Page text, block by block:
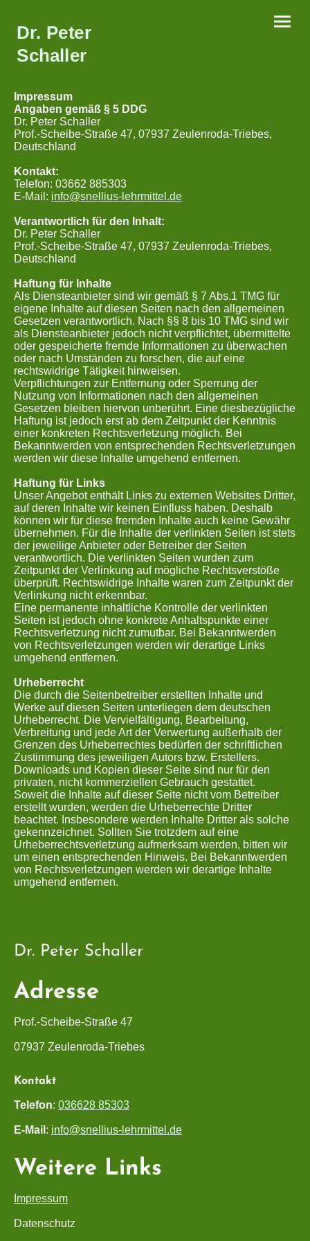
Dr. Peter
Schaller
Impressum
Angaben gemäß § 5 DDG
Dr. Peter Schaller
Prof.-Scheibe-Straße 47, 07937 Zeulenroda-Triebes,
Deutschland
Kontakt:
Telefon: 03662 885303
E-Mail: info@snellius-lehrmittel.de
Verantwortlich für den Inhalt:
Dr. Peter Schaller
Prof.-Scheibe-Straße 47, 07937 Zeulenroda-Triebes,
Deutschland
Haftung für Inhalte
Als Diensteanbieter sind wir gemäß § 7 Abs.1 TMG für
eigene Inhalte auf diesen Seiten nach den allgemeinen
Gesetzen verantwortlich. Nach §§ 8 bis 10 TMG sind wir
als Diensteanbieter jedoch nicht verpflichtet, übermittelte
oder gespeicherte fremde Informationen zu überwachen
oder nach Umständen zu forschen, die auf eine
rechtswidrige Tätigkeit hinweisen.
Verpflichtungen zur Entfernung oder Sperrung der
Nutzung von Informationen nach den allgemeinen
Gesetzen bleiben hiervon unberührt. Eine diesbezügliche
Haftung ist jedoch erst ab dem Zeitpunkt der Kenntnis
einer konkreten Rechtsverletzung möglich. Bei
Bekanntwerden von entsprechenden Rechtsverletzungen
werden wir diese Inhalte umgehend entfernen.
Haftung für Links
Unser Angebot enthält Links zu externen Websites Dritter,
auf deren Inhalte wir keinen Einfluss haben. Deshalb
können wir für diese fremden Inhalte auch keine Gewähr
übernehmen. Für die Inhalte der verlinkten Seiten ist stets
der jeweilige Anbieter oder Betreiber der Seiten
verantwortlich. Die verlinkten Seiten wurden zum
Zeitpunkt der Verlinkung auf mögliche Rechtsverstöße
überprüft. Rechtswidrige Inhalte waren zum Zeitpunkt der
Verlinkung nicht erkennbar.
Eine permanente inhaltliche Kontrolle der verlinkten
Seiten ist jedoch ohne konkrete Anhaltspunkte einer
Rechtsverletzung nicht zumutbar. Bei Bekanntwerden
von Rechtsverletzungen werden wir derartige Links
umgehend entfernen.
Urheberrecht
Die durch die Seitenbetreiber erstellten Inhalte und
Werke auf diesen Seiten unterliegen dem deutschen
Urheberrecht. Die Vervielfältigung, Bearbeitung,
Verbreitung und jede Art der Verwertung außerhalb der
Grenzen des Urheberrechtes bedürfen der schriftlichen
Zustimmung des jeweiligen Autors bzw. Erstellers.
Downloads und Kopien dieser Seite sind nur für den
privaten, nicht kommerziellen Gebrauch gestattet.
Soweit die Inhalte auf dieser Seite nicht vom Betreiber
erstellt wurden, werden die Urheberrechte Dritter
beachtet. Insbesondere werden Inhalte Dritter als solche
gekennzeichnet. Sollten Sie trotzdem auf eine
Urheberrechtsverletzung aufmerksam werden, bitten wir
um einen entsprechenden Hinweis. Bei Bekanntwerden
von Rechtsverletzungen werden wir derartige Inhalte
umgehend entfernen.
Dr. Peter Schaller
Adresse
Prof.-Scheibe-Straße 47
07937 Zeulenroda-Triebes
Kontakt
Telefon: 036628 85303
E-Mail : info@snellius-lehrmittel.de
Weitere Links
Impressum
Datenschutz